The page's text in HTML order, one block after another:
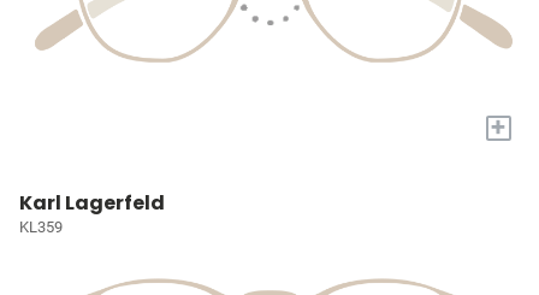
+
Karl Lagerfeld
KL359